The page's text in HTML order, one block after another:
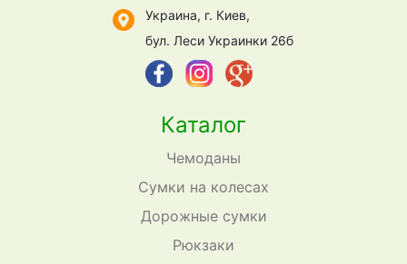
Каталог
Чемоданы
Сумки на колесах
Дорожные сумки
Рюкзаки
Украина, г. Киев,
бул. Леси Украинки 26б